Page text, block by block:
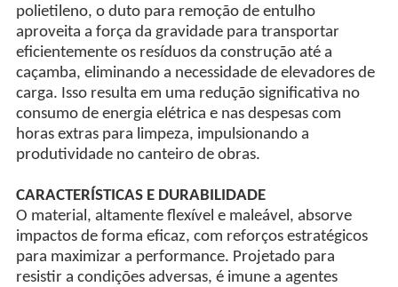
polietileno, o duto para remoção de entulho
aproveita a força da gravidade para transportar
eficientemente os resíduos da construção até a
caçamba, eliminando a necessidade de elevadores de
carga. Isso resulta em uma redução significativa no
consumo de energia elétrica e nas despesas com
horas extras para limpeza, impulsionando a
produtividade no canteiro de obras.
CARACTERÍSTICAS E DURABILIDADE
O material, altamente flexível e maleável, absorve
impactos de forma eficaz, com reforços estratégicos
para maximizar a performance. Projetado para
resistir a condições adversas, é imune a agentes